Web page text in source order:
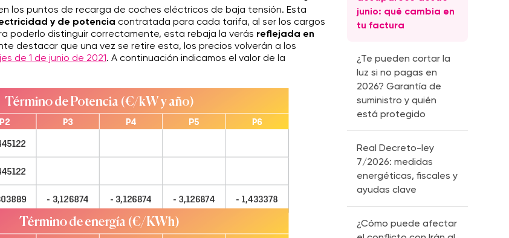
los puntos de recarga de coches eléctricos de baja tensión. Esta
y de potencia contratada para cada tarifa, al ser los cargos
poderlo distinguir correctamente, esta rebaja la verás reflejada en
destacar que una vez se retire esta, los precios volverán a los
de 1 de junio de 2021. A continuación indicamos el valor de la
junio: qué cambia en
tu factura
¿Te pueden cortar la
luz si no pagas en
2026? Garantía de
suministro y quién
está protegido
Real Decreto-ley
7/2026: medidas
energéticas, fiscales y
ayudas clave
¿Cómo puede afectar